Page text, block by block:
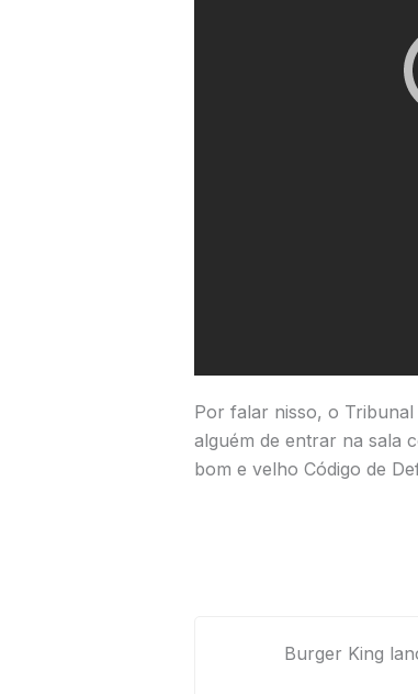
Por falar nisso, o
alguém de entrar na sala
bom e velho Código de
Burger King